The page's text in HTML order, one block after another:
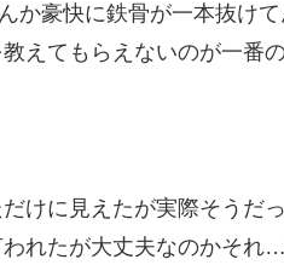
か豪快に鉄骨が一本抜け
えてもらえないのが一
けに見えたが実際そう
れたが大丈夫なのかそ